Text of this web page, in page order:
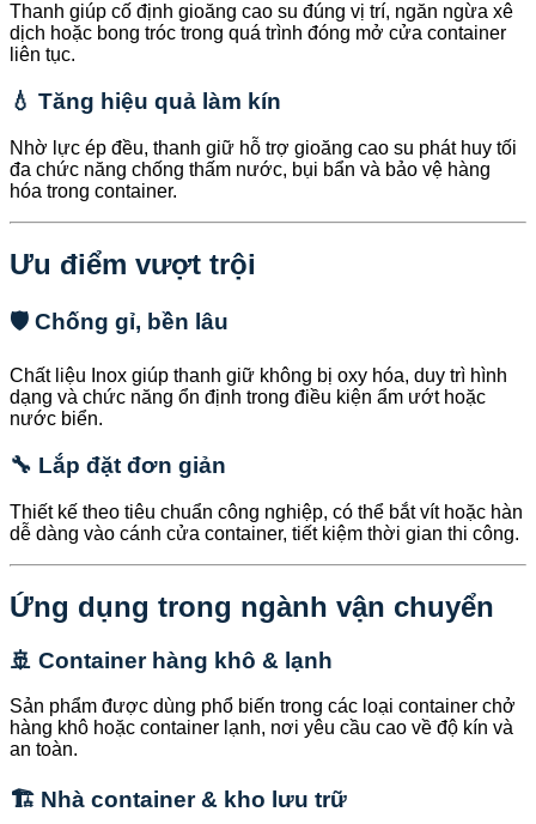
Thanh giúp cố định gioăng cao su đúng vị trí, ngăn ngừa xê
dịch hoặc bong tróc trong quá trình đóng mở cửa container
liên tục.
💧 Tăng hiệu quả làm kín
Nhờ lực ép đều, thanh giữ hỗ trợ gioăng cao su phát huy tối
đa chức năng chống thấm nước, bụi bẩn và bảo vệ hàng
hóa trong container.
Ưu điểm vượt trội
🛡️ Chống gỉ, bền lâu
Chất liệu Inox giúp thanh giữ không bị oxy hóa, duy trì hình
dạng và chức năng ổn định trong điều kiện ẩm ướt hoặc
nước biển.
🔧 Lắp đặt đơn giản
Thiết kế theo tiêu chuẩn công nghiệp, có thể bắt vít hoặc hàn
dễ dàng vào cánh cửa container, tiết kiệm thời gian thi công.
Ứng dụng trong ngành vận chuyển
🚢 Container hàng khô & lạnh
Sản phẩm được dùng phổ biến trong các loại container chở
hàng khô hoặc container lạnh, nơi yêu cầu cao về độ kín và
an toàn.
🏗️ Nhà container & kho lưu trữ